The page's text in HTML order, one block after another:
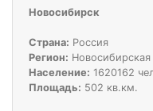
Новосибирск
Страна: Россия
Регион:
Население: 1620162
Площадь: 502 кв.км.